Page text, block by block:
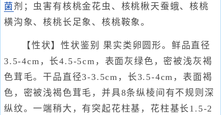
菌 剂；虫害有核桃金花虫、核桃楸天蚕蛾、核桃
横沟象、核桃长足象、核桃鞍象。
【性状】性状鉴别 果实类卵圆形。鲜品直径
3.5-4cm，长4.5-5cm，表面灰绿色，密被浅灰褐
色茸毛。干品直径3-3.5cm，长3.5-4cm，表面褐
色，密被浅褐色茸毛，并具8条纵棱间有不规则深
纵纹。一端稍大，有突起花柱基，花柱基长1.5-2